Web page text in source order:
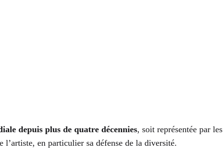
depuis plus de quatre décennies, soit représentée par les
en particulier sa défense de la diversité.